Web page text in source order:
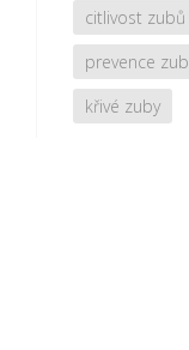
citlivost zubů
prevence
křivé zuby